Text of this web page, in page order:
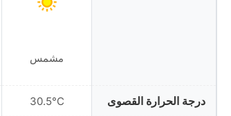
درجة الحرارة القصوى
مشمس
30.5°C